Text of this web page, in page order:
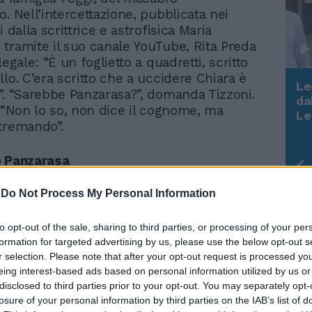
Do Not Process My Personal Information
opt-out of the sale, sharing to third parties, or processing of your
for targeted advertising by us, please use the below opt-out
selection. Please note that after your opt-out request is processed
interest-based ads based on personal information utilized by us
to third parties prior to your opt-out. You may separately
of your personal information by third parties on the IAB’s list of
Nell’intercettazione, pubblicata nei
dalla scrittrice e astrofisica Maria
tramite il suo canale YouTube, Rita Preda
“È un foglietto a quadretti, scritto
C’era scritto che a uccidere Chiara è
“Sarebbe Panzarasa?”, domanda Tizzoni.
lo so, non dice il cognome, ma
Panzarasa
fatti, Marco Panzarasa era un caro amico
in vacanza in Liguria, come appurato
investigativi. Nelle ore successive
per altre cinque volte, venne sentito a
dai carabinieri (non è mai
né sospettato). “Circa il suo rapporto
Alberto mi diceva che teneva molto a
Rudy Giuliani a Come States?